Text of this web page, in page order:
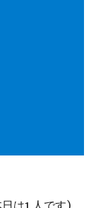
は1 人です)